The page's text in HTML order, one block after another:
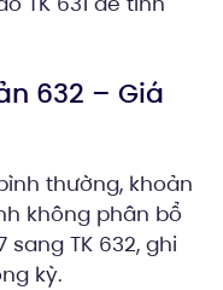
632 – Giá
thường, khoản
không phân bổ
TK 632, ghi
kỳ.